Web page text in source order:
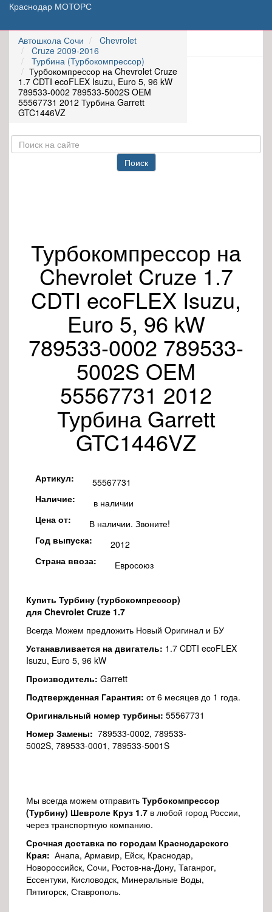
Краснодар МОТОРС
Автошкола Сочи
Chevrolet
Cruze 2009-2016
Турбина (Турбокомпрессор)
Турбокомпрессор на Chevrolet Cruze
1.7 CDTI ecoFLEX Isuzu, Euro 5, 96 kW
789533-0002 789533-5002S OEM
55567731 2012 Турбина Garrett
GTC1446VZ
Поиск
Турбокомпрессор на
Chevrolet Cruze 1.7
CDTI ecoFLEX Isuzu,
Euro 5, 96 kW
789533-0002 789533-
5002S OEM
55567731 2012
Турбина Garrett
GTC1446VZ
Артикул:
55567731
Наличие:
в наличии
Цена от:
В наличии. Звоните!
Год выпуска:
2012
Страна ввоза:
Евросоюз
Купить Турбину (турбокомпрессор)
для Chevrolet Cruze 1.7
Всегда Можем предложить Новый Oригинал и БУ
Устанавливается на двигатель: 1.7 CDTI ecoFLEX
Isuzu, Euro 5, 96 kW
Производитель: Garrett
Подтвержденная Гарантия: от 6 месяцев до 1 года.
Оригинальный номер турбины: 55567731
Номер Замены: 789533-0002, 789533-
5002S, 789533-0001, 789533-5001S
Мы всегда можем отправить Турбокомпрессор
(Турбину) Шевроле Круз 1.7 в любой город России,
через транспортную компанию.
Срочная доставка по городам Краснодарского
Края: Анапа, Армавир, Ейск, Краснодар,
Новороссийск, Сочи, Ростов-на-Дону, Таганрог,
Ессентуки, Кисловодск, Минеральные Воды,
Пятигорск, Ставрополь.